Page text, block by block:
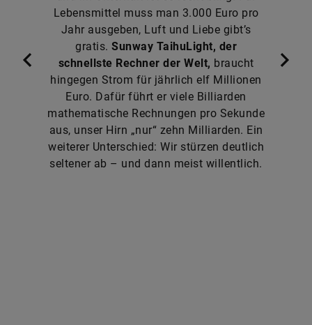
Lebensmittel muss man 3.000 Euro pro
Jahr ausgeben, Luft und Liebe gibt’s
gratis. Sunway TaihuLight, der
schnellste Rechner der Welt, braucht
hingegen Strom für jährlich elf Millionen
Euro. Dafür führt er viele Billiarden
mathematische Rechnungen pro Sekunde
aus, unser Hirn „nur“ zehn Milliarden. Ein
weiterer Unterschied: Wir stürzen deutlich
seltener ab – und dann meist willentlich.